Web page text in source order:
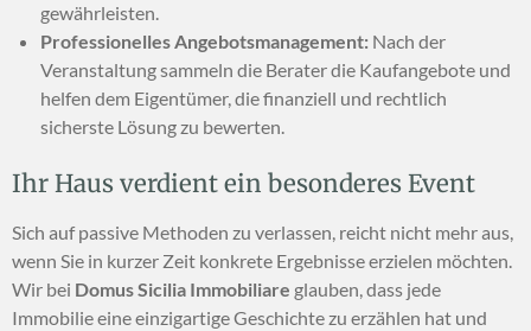
gewährleisten.
Professionelles Angebotsmanagement: Nach der
Veranstaltung sammeln die Berater die Kaufangebote und
helfen dem Eigentümer, die finanziell und rechtlich
sicherste Lösung zu bewerten.
Ihr Haus verdient ein besonderes Event
Sich auf passive Methoden zu verlassen, reicht nicht mehr aus,
wenn Sie in kurzer Zeit konkrete Ergebnisse erzielen möchten.
Wir bei Domus Sicilia Immobiliare glauben, dass jede
Immobilie eine einzigartige Geschichte zu erzählen hat und